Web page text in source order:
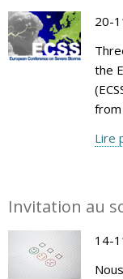
20-
the
Lire
Invitation au
14-